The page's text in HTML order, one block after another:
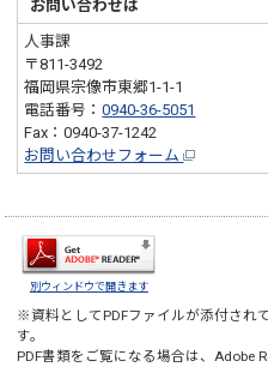
お問い合わせは
人事課
〒811-3492
福岡県宗像市東郷1-1-1
電話番号：0940-36-5051
Fax：0940-37-1242
お問い合わせフォーム
別ウィンドウで開きます
※資料としてPDFファイルが添付され
す。
PDF書類をご覧になる場合は、Adobe